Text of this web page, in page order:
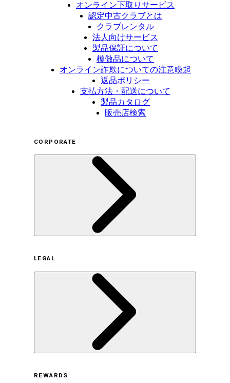
オンライン下取りサービス
認定中古クラブとは
クラブレンタル
法人向けサービス
製品保証について
模倣品について
オンライン詐欺についての注意喚起
返品ポリシー
支払方法・配送について
製品カタログ
販売店検索
CORPORATE
サステナビリティの取り組み（日本）
サステナビリティの取り組み（米国/英語）
ヒストリー
採用情報
LEGAL
REWARDS